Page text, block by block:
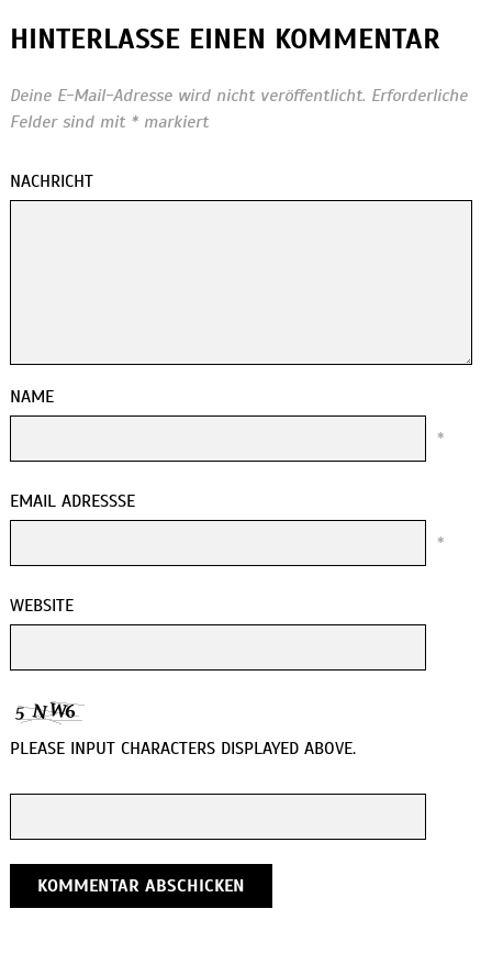
HINTERLASSE EINEN KOMMENTAR
Deine E-Mail-Adresse wird nicht veröffentlicht. Erforderliche
Felder sind mit *markiert
NACHRICHT
NAME
*
EMAIL ADRESSSE
*
WEBSITE
PLEASE INPUT CHARACTERS DISPLAYED ABOVE.